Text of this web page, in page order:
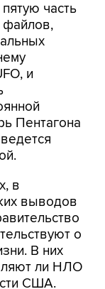
часть
файлов,
и
Пентагона
в
выводов
о
В них
ли НЛО
США.